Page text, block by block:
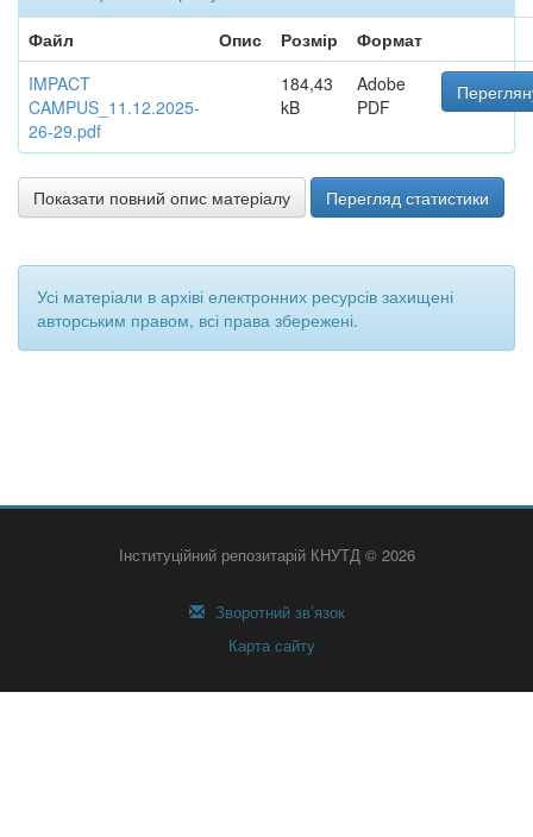
Файл
Опис Розмір
Формат
IMPACT
CAMPUS_11.12.2025-
26-29.pdf
184,43
kB
Adobe
PDF
Показати повний опис матеріалу Перегляд статистики
Усі матеріали в архіві електронних ресурсів захищені
авторським правом, всі права збережені.
Інституційний репозитарій КНУТД © 2026
Зворотний зв’язок
Карта сайту